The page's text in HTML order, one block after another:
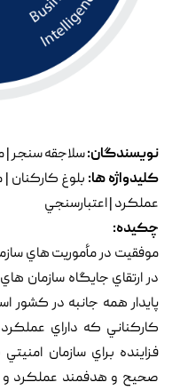
نویسندگان:سلاجقه سنجر |
کلیدواژه ها: بلوغ کارکنان |
عملکرد | اعتبارسنجي
چکیده:
موفقيت در مأموريت هاي
در ارتقاي جايگاه سازمان
پايدار همه جانبه در کشور
کارکناني که داراي
فزاينده براي سازمان
صحيح و هدفمند عملکرد و